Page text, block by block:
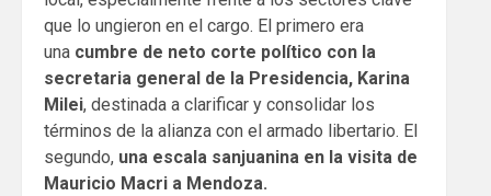
que lo ungieron en el cargo. El primero era
una cumbre de neto corte político con la
secretaria general de la Presidencia, Karina
Milei, destinada a clarificar y consolidar los
términos de la alianza con el armado libertario. El
segundo, una escala sanjuanina en la visita de
Mauricio Macri a Mendoza.